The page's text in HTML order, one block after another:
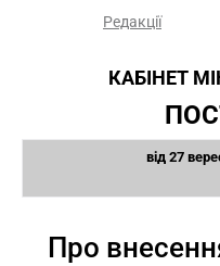
Редакції
КАБІНЕТ
від 27
Про